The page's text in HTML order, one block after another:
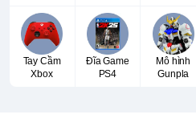
Tay Cầm
Xbox
Đĩa Game
PS4
Mô hình
Gunpla